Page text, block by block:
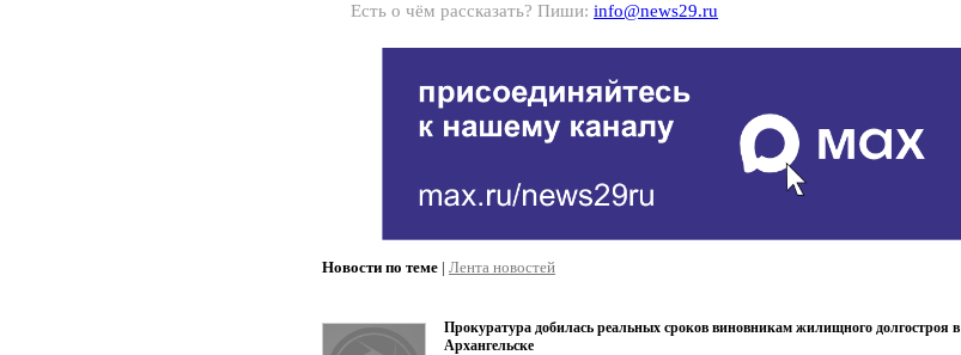
Есть о чём рассказать? Пиши: info@news29.ru
Новости по теме | Лента новостей
Прокуратура добилась реальных сроков виновникам жилищного долгостроя в
Архангельске